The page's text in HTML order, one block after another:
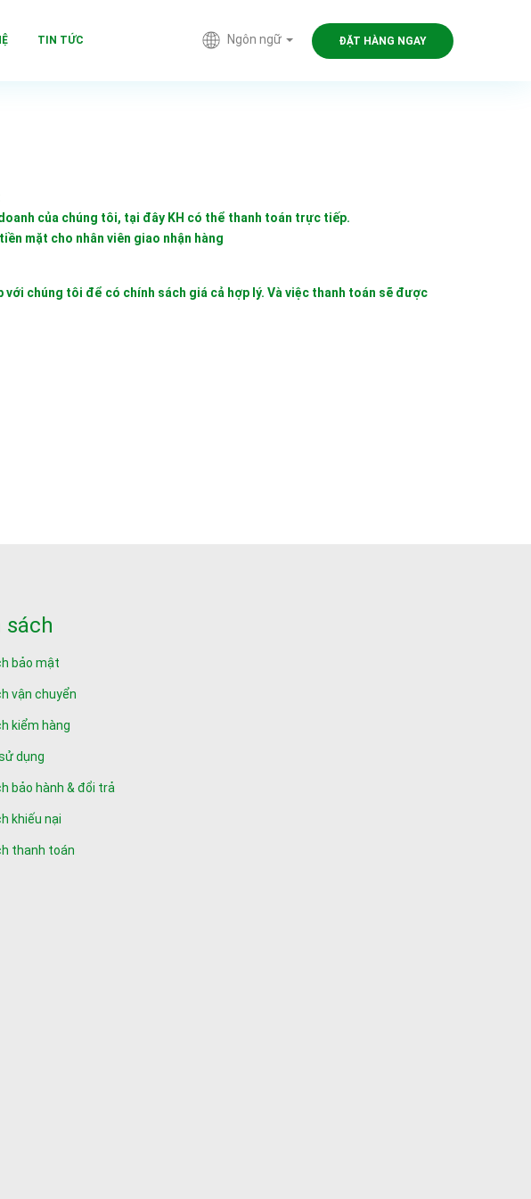
TIN TỨC Ngôn ngữ ĐẶT HÀNG NGAY
của chúng tôi, tại đây KH có thể thanh toán trực tiếp.
mặt cho nhân viên giao nhận hàng
chúng tôi để có chính sách giá cả hợp lý. Và việc thanh toán sẽ được
sách
bảo mật
vận chuyển
kiểm hàng
dụng
bảo hành & đổi trả
khiếu nại
thanh toán